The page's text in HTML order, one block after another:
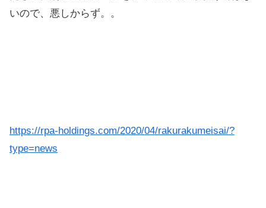
いので、悪しからず。。
https://rpa-holdings.com/2020/04/rakurakumeisai/?
type=news